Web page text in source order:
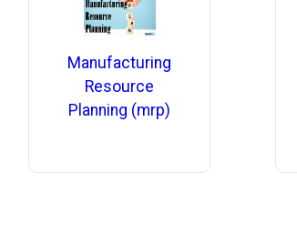
Manufacturing
Resource
Planning (mrp)